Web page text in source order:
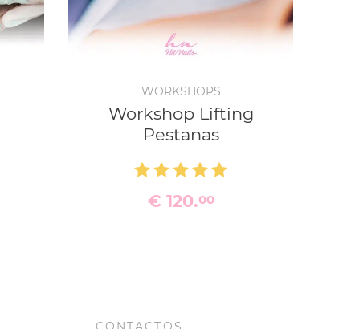
WORKSHOPS
Workshop Lifting
Pestanas
€ 120.00